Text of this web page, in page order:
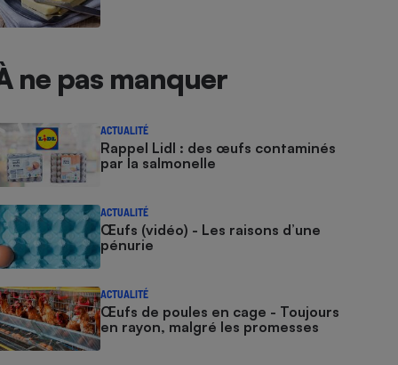
ne pas manquer
ACTUALITÉ
Rappel Lidl : des œufs contaminés
par la salmonelle
ACTUALITÉ
Œufs (vidéo) - Les raisons d’une
pénurie
ACTUALITÉ
Œufs de poules en cage - Toujours
en rayon, malgré les promesses